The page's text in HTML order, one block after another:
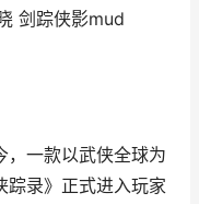
剑踪侠影mud
，一款以武侠全球为
踪录》正式进入玩家